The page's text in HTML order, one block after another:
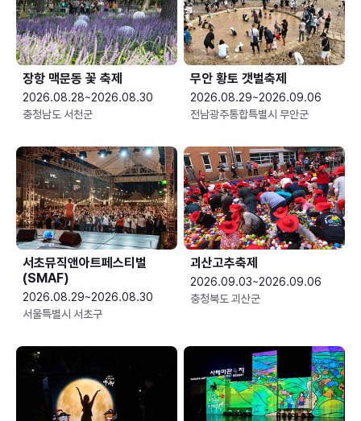
장항 맥문동 꽃 축제
2026.08.28~2026.08.30
충청남도 서천군
무안 황토 갯벌축제
2026.08.29~2026.09.06
전남광주통합특별시 무안군
서초뮤직앤아트페스티벌
(SMAF)
2026.08.29~2026.08.30
서울특별시 서초구
괴산고추축제
2026.09.03~2026.09.06
충청북도 괴산군